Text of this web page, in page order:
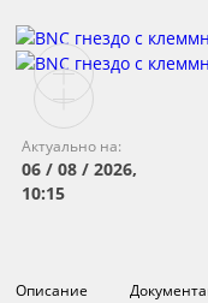
Актуально на:
06 / 08 / 2026,
10:15
Описание